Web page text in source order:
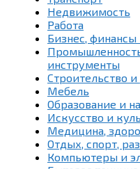
Недвижимость
Работа
Бизнес, финансы
инструменты
Строительство
Мебель
Образование и
Искусство и
Медицина,
Отдых, спорт,
Компьютеры и